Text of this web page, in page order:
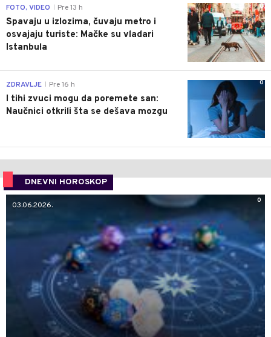
0
FOTO, VIDEO Pre 13 h
Spavaju u izlozima, čuvaju metro i
osvajaju turiste: Mačke su vladari
Istanbula
0
ZDRAVLJE Pre 16 h
I tihi zvuci mogu da poremete san:
Naučnici otkrili šta se dešava mozgu
DNEVNI HOROSKOP
0
03.06.2026.